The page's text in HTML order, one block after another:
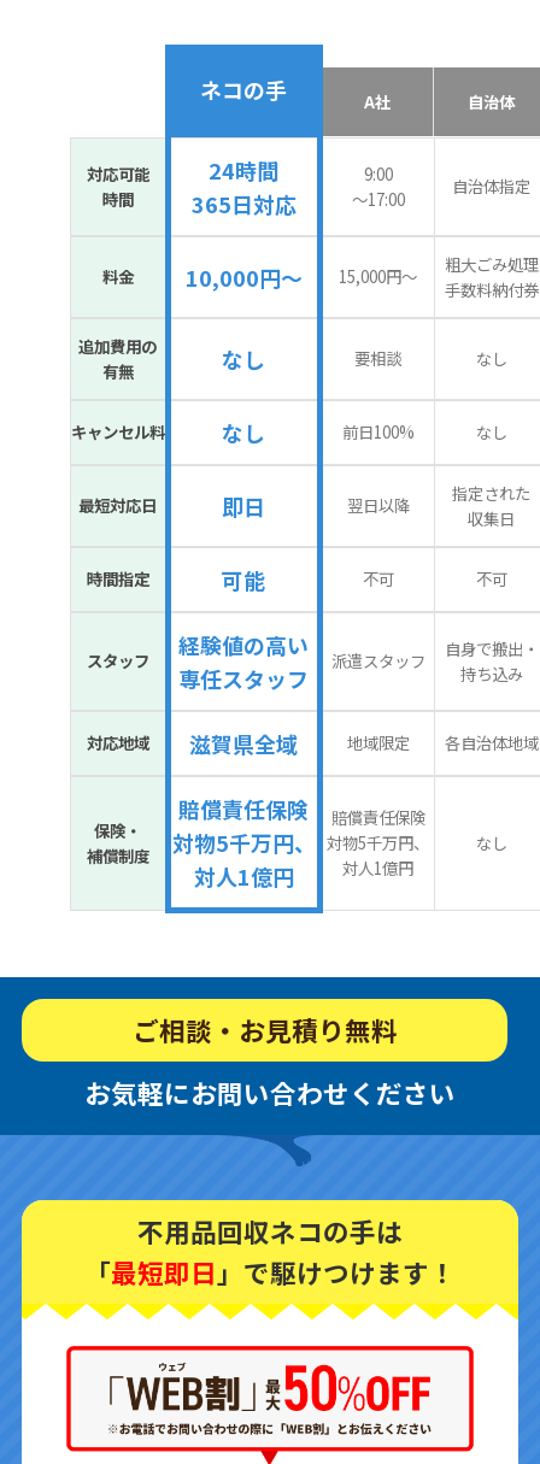
ネコの手 A社 自治体
対応可能
時間
24時間
365日対応
9:00
〜17:00
自治体指定
料金 10,000円～ 15,000円〜
粗大ごみ処理
手数料納付券
追加費用の
有無
なし 要相談 なし
キャンセル料 なし 前日100% なし
最短対応日 即日 翌日以降
指定された
収集日
時間指定 可能 不可 不可
スタッフ
経験値の高い
専任スタッフ
派遣スタッフ
自身で搬出・
持ち込み
対応地域 滋賀県全域 地域限定 各自治体地域
保険・
補償制度
賠償責任保険
対物5千万円、
対人1億円
賠償責任保険
対物5千万円、
対人1億円
なし
ご相談・お見積り無料
お気軽にお問い合わせください
不用品回収ネコの手は
「最短即日 」で駆けつけます！